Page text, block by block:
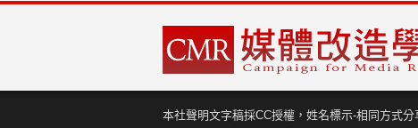
本社聲明文字稿採CC授權，姓名標示-相同方式